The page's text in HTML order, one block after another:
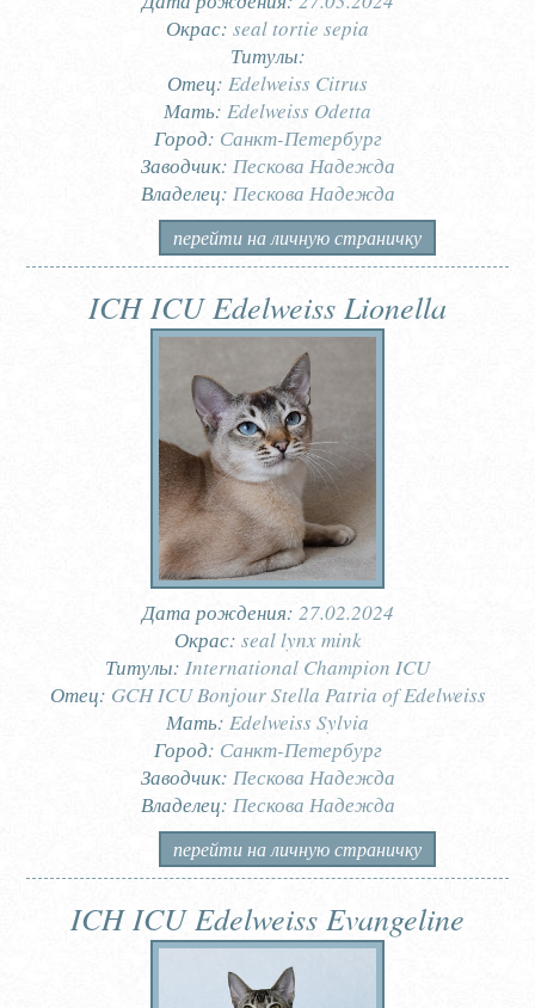
Окрас: seal tortie sepia
Титулы:
Отец: Edelweiss Citrus
Мать: Edelweiss Odetta
Город: Санкт-Петербург
Заводчик: Пескова Надежда
Владелец: Пескова Надежда
перейти на личную страничку
ICH ICU Edelweiss Lionella
Дата рождения: 27.02.2024
Окрас: seal lynx mink
Титулы: International Champion ICU
Отец: GCH ICU Bonjour Stella Patria of Edelweiss
Мать: Edelweiss Sylvia
Город: Санкт-Петербург
Заводчик: Пескова Надежда
Владелец: Пескова Надежда
перейти на личную страничку
ICH ICU Edelweiss Evangeline